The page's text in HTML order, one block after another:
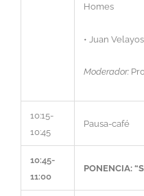
Homes
• Juan
Moderador:
10:15-
10:45
Pausa-café
10:45-
11:00
PONENCIA: